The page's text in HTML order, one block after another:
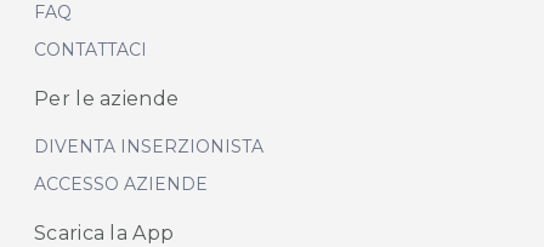
FAQ
CONTATTACI
Per le aziende
DIVENTA INSERZIONISTA
ACCESSO AZIENDE
Scarica la App